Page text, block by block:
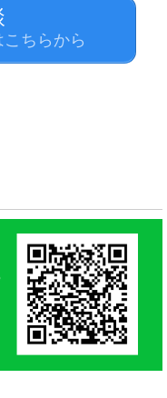
ちらから